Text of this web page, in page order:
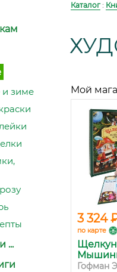
и зиме
...
Каталог:
Мой
3 324
по карте
Гофман